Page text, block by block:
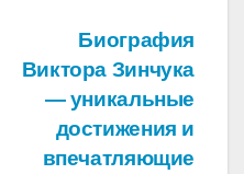
Биография
Виктора Зинчука
— уникальные
достижения и
впечатляющие